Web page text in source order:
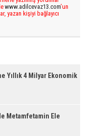
www.adilcevaz13.com’un
yazan kişiyi bağlayıcı
Yıllık 4 Milyar Ekonomik
Metamfetamin Ele